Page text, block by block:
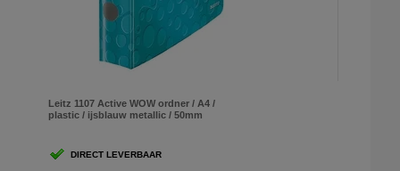
Leitz 1107 Active WOW ordner / A4 /
plastic / ijsblauw metallic / 50mm
DIRECT LEVERBAAR